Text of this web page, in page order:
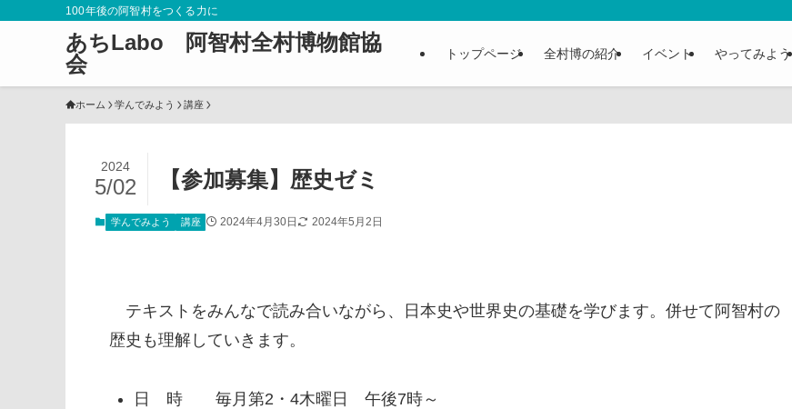
100年後の阿智村をつくる力に
あちLabo 阿智村全村博物館協
会
トップページ 全村博の紹介 イベント やってみよう
ホーム 学んでみよう 講座
【参加募集】歴史ゼミ
2024
5/02
学んでみよう 講座 2024年4月30日 2024年5月2日
テキストをみんなで読み合いながら、日本史や世界史の基礎を学びます。併せて阿智村の
歴史も理解していきます。
日 時 毎月第2・4木曜日 午後7時～